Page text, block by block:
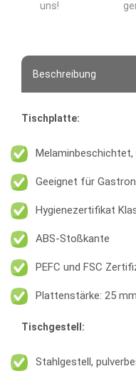
uns!
Beschreibung
Tischplatte:
Geeignet für
Hygienezertifikat
ABS-Stoßkante
PEFC und FSC
Plattenstärke: 25 mm
Tischgestell:
Stahlgestell,